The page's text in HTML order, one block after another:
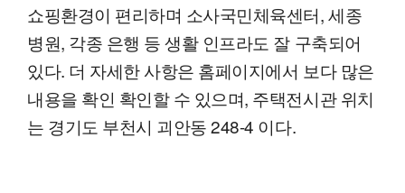
쇼핑환경이 편리하며 소사국민체육센터, 세종
병원, 각종 은행 등 생활 인프라도 잘 구축되어
있다. 더 자세한 사항은 홈페이지에서 보다 많은
내용을 확인 확인할 수 있으며, 주택전시관 위치
는 경기도 부천시 괴안동 248-4 이다.